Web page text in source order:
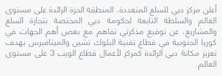
أعلن مركز دبي للسلع المتعددة، المنطقة الحرة الرائدة على مستوى
العالم والسلطة التابعة لحكومة دبي المختصة بتجارة السلع
والمشاريع، عن توقيع مذكرتي تفاهم مع بعض أهم الجهات في
كوريا الجنوبية في قطاع تقنية البلوك تشين والميتافيرس بهدف
تعزيز مكانة دبي الرائدة كمركز لأعمال قطاع الويب 3 على مستوى
العالم.